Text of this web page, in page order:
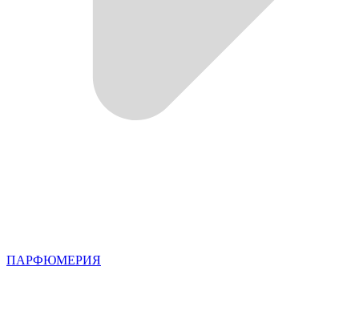
ПАРФЮМЕРИЯ